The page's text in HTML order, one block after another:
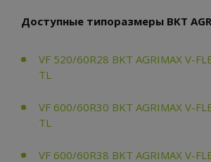
Доступные типоразмеры BKT
VF 520/60R28 BKT AGRIMAX V-
TL
VF 600/60R30 BKT AGRIMAX V-
TL
VF 600/60R38 BKT AGRIMAX V-